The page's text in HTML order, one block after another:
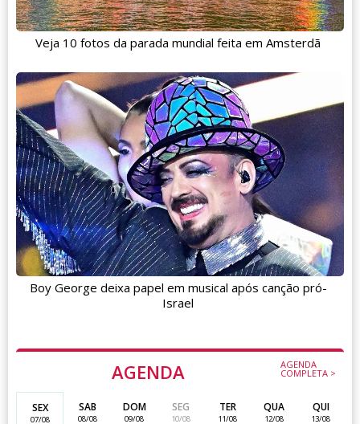
AGENDA AGENDA
COMPLETA >
SEX
07/08
SAB
08/08
DOM
09/08
SEG
10/08
TER
11/08
QUA
12/08
QUI
13/08
Veja 10 fotos da parada mundial feita em Amsterdã
Boy George deixa papel em musical após canção pró-
Israel